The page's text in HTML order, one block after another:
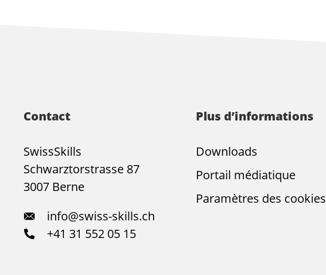
Contact
SwissSkills
Schwarztorstrasse 87
3007 Berne
info@swiss-skills.ch
+41 31 552 05 15
Plus d’informations
Downloads
Portail médiatique
Paramètres des cookies